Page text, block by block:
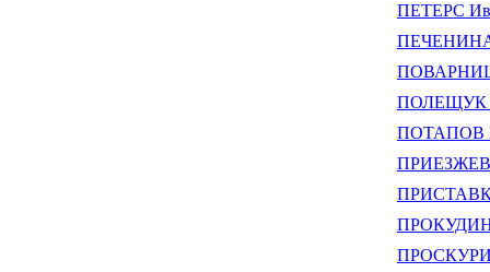
ПЕТЕРС
ПЕЧЕНИНА
ПОЛЕЩУК
ПОТАПОВ
ПРИЕЗЖЕВ
ПРОКУДИН